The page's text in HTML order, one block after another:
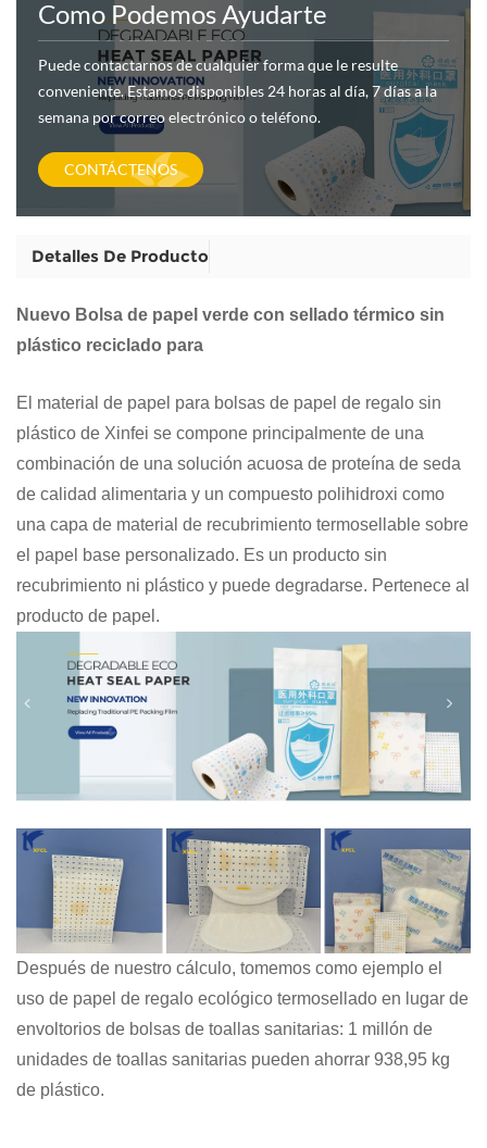
Como Podemos Ayudarte
Puede contactarnos de cualquier forma que le resulte
conveniente. Estamos disponibles 24 horas al día, 7 días a la
semana por correo electrónico o teléfono.
CONTÁCTENOS
Detalles De Producto
Nuevo Bolsa de papel verde con sellado térmico sin
plástico reciclado para
El material de papel para bolsas de papel de regalo sin
plástico de Xinfei se compone principalmente de una
combinación de una solución acuosa de proteína de seda
de calidad alimentaria y un compuesto polihidroxi como
una capa de material de recubrimiento termosellable sobre
el papel base personalizado. Es un producto sin
recubrimiento ni plástico y puede degradarse. Pertenece al
producto de papel.
Después de nuestro cálculo, tomemos como ejemplo el
uso de papel de regalo ecológico termosellado en lugar de
envoltorios de bolsas de toallas sanitarias: 1 millón de
unidades de toallas sanitarias pueden ahorrar 938,95 kg
de plástico.